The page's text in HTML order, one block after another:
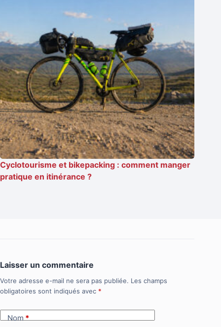
Cyclotourisme et bikepacking : comment manger
pratique en itinérance ?
Laisser un commentaire
Votre adresse e-mail ne sera pas publiée. Les champs
obligatoires sont indiqués avec *
Nom *